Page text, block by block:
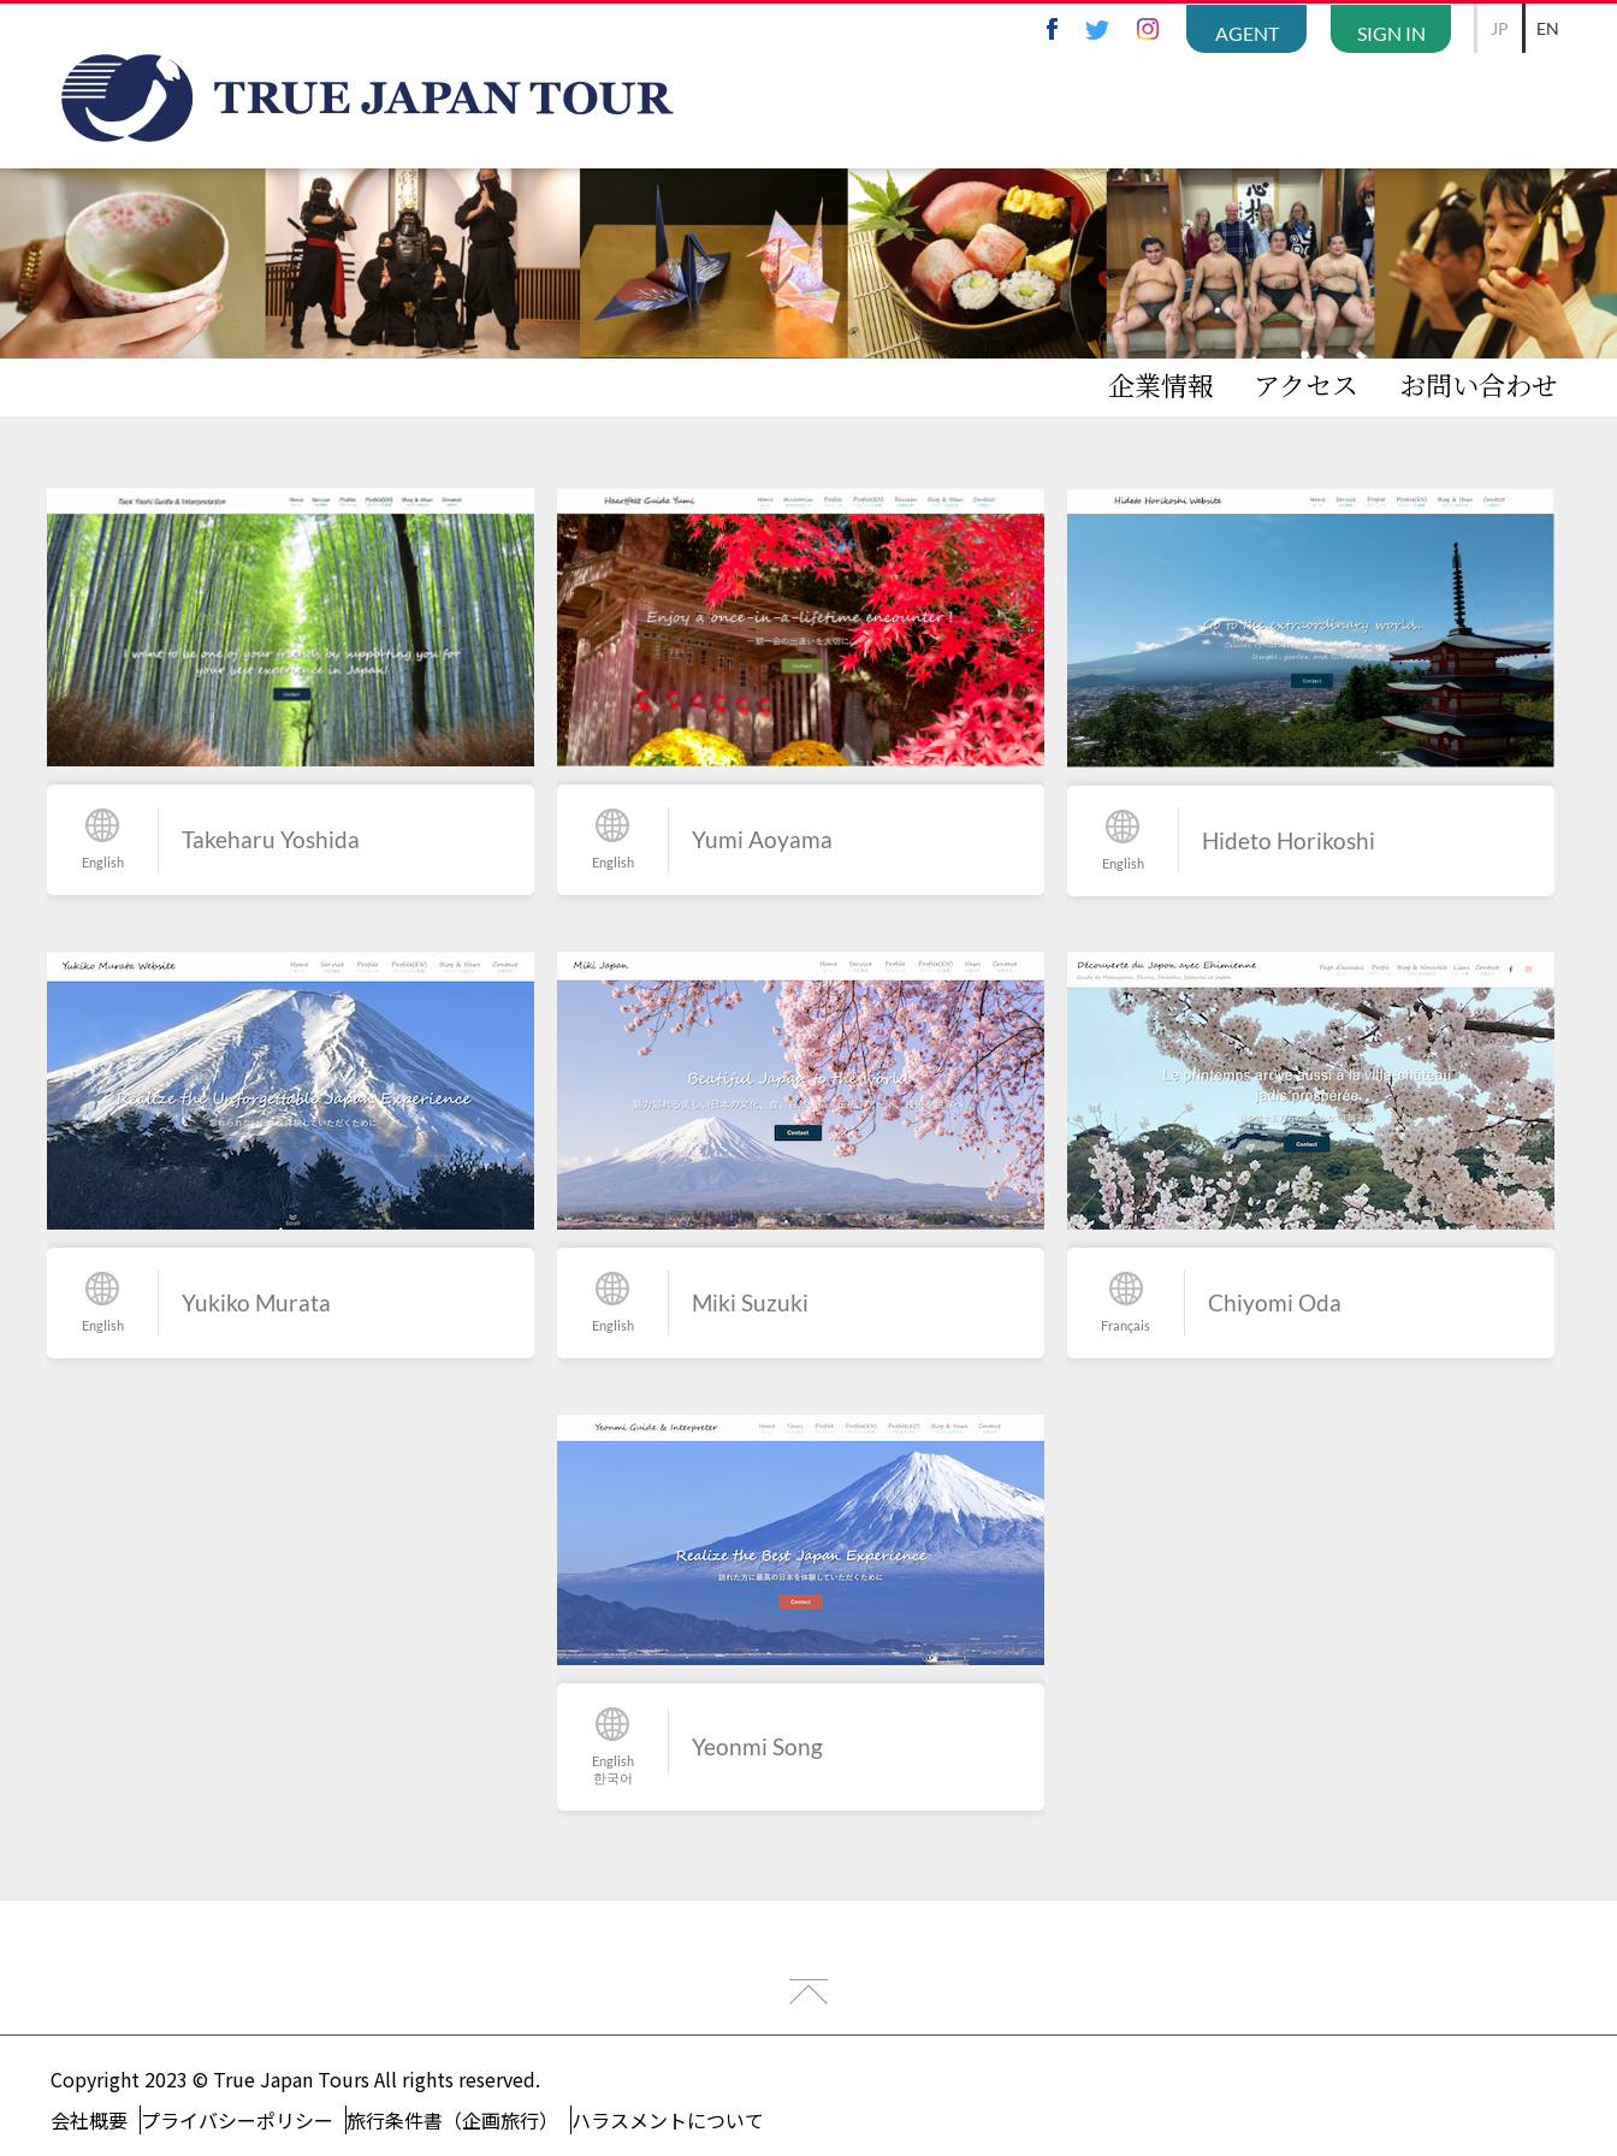
AGENT SIGN IN JP EN
企業情報 アクセス お問い合わせ
English
Takeharu Yoshida
English
Yumi Aoyama
English
Hideto Horikoshi
English
Yukiko Murata
English
Miki Suzuki
Français
Chiyomi Oda
English
한국어
Yeonmi Song
Copyright 2023 © True Japan Tours All rights reserved.
会社概要 プライバシーポリシー 旅行条件書（企画旅行） ハラスメントについて